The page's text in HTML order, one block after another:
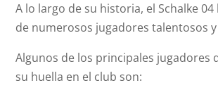
A lo largo de su historia, el Schalke
de numerosos jugadores talentosos
Algunos de los principales jugadores
su huella en el club son: